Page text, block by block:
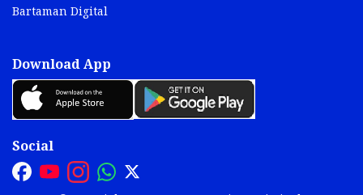
Bartaman Digital
Download App
Social